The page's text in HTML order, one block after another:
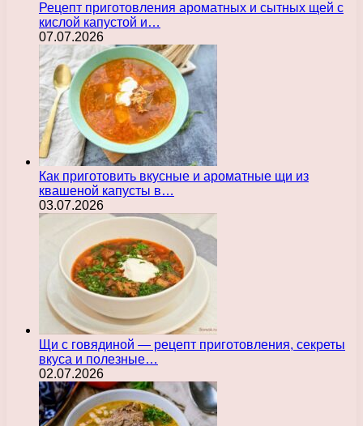
Рецепт приготовления ароматных и сытных щей с
кислой капустой и…
07.07.2026
Как приготовить вкусные и ароматные щи из
квашеной капусты в…
03.07.2026
Щи с говядиной — рецепт приготовления, секреты
вкуса и полезные…
02.07.2026